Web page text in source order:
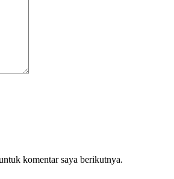
komentar saya berikutnya.